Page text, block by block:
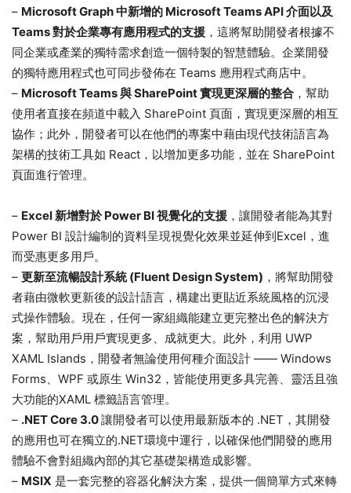
– Microsoft Graph 中新增的 Microsoft Teams API 介面以及
Teams 對於企業專有應用程式的支援 ，這將幫助開發者根據不
同企業或產業的獨特需求創造一個特製的智慧體驗。企業開發
的獨特應用程式也可同步發佈在 Teams 應用程式商店中。
– Microsoft Teams 與 SharePoint 實現更深層的整合 ，幫助
使用者直接在頻道中載入 SharePoint 頁面，實現更深層的相互
協作；此外，開發者可以在他們的專案中藉由現代技術語言為
架構的技術工具如 React，以增加更多功能，並在 SharePoint
頁面進行管理。
– Excel 新增對於 Power BI 視覺化的支援 ，讓開發者能為其對
Power BI 設計編制的資料呈現視覺化效果並延伸到Excel，進
而受惠更多用戶。
– 更新至流暢設計系統 (Fluent Design System) ，將幫助開發
者藉由微軟更新後的設計語言，構建出更貼近系統風格的沉浸
式操作體驗。現在，任何一家組織能建立更完整出色的解決方
案，幫助用戶用戶實現更多、成就更大。此外，利用 UWP
XAML Islands，開發者無論使用何種介面設計 —— Windows
Forms、WPF 或原生 Win32，皆能使用更多具完善、靈活且強
大功能的XAML 標籤語言管理。
– .NET Core 3.0讓開發者可以使用最新版本的 .NET，其開發
的應用也可在獨立的.NET環境中運行，以確保他們開發的應用
體驗不會對組織內部的其它基礎架構造成影響。
– MSIX 是一套完整的容器化解決方案，提供一個簡單方式來轉